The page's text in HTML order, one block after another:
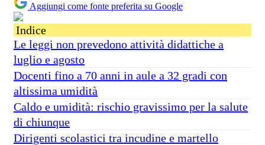
Aggiungi come fonte preferita su Google
Indice
Le leggi non prevedono attività didattiche a
luglio e agosto
Docenti fino a 70 anni in aule a 32 gradi con
altissima umidità
Caldo e umidità: rischio gravissimo per la salute
di chiunque
Dirigenti scolastici tra incudine e martello